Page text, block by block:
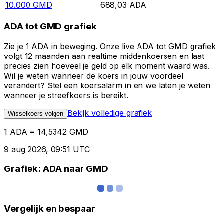
10.000 GMD 688,03 ADA
ADA tot GMD grafiek
Zie je 1 ADA in beweging. Onze live ADA tot GMD grafiek
volgt 12 maanden aan realtime middenkoersen en laat
precies zien hoeveel je geld op elk moment waard was.
Wil je weten wanneer de koers in jouw voordeel
verandert? Stel een koersalarm in en we laten je weten
wanneer je streefkoers is bereikt.
Wisselkoers volgen Bekijk volledige grafiek
1 ADA = 14,5342 GMD
9 aug 2026, 09:51 UTC
Grafiek: ADA naar GMD
Vergelijk en bespaar